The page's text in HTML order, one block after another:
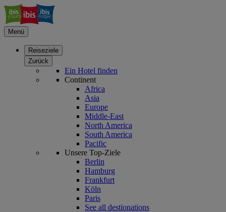
Menü
Reiseziele
Zurück
Ein Hotel finden
Continent
Africa
Asia
Europe
Middle-East
North America
South America
Pacific
Unsere Top-Ziele
Berlin
Hamburg
Frankfurt
Köln
Paris
See all destionations